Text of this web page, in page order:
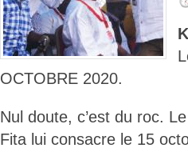
OCTOBRE 2020.
Nul doute, c’est du roc.
Fita lui consacre le 15